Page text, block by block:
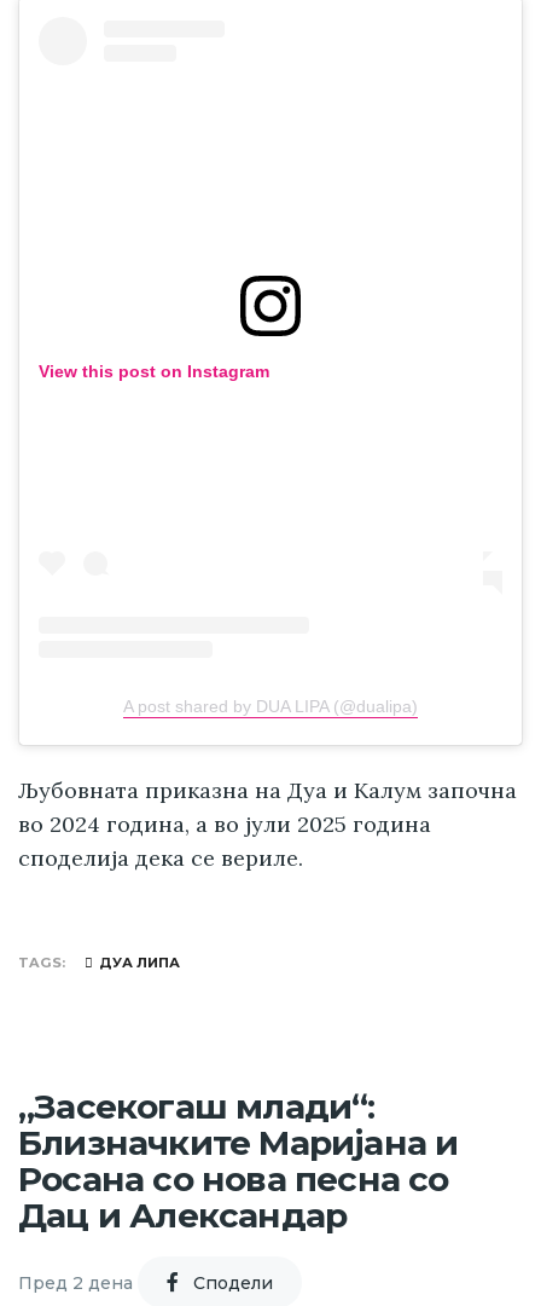
View this post on Instagram
A post shared by DUA LIPA (@dualipa)
Љубовната приказна на Дуа и Калум започна
во 2024 година, а во јули 2025 година
споделија дека се вериле.
TAGS ДУА ЛИПА
„Засекогаш млади“:
Близначките Маријана и
Росана со нова песна со
Дац и Александар
Пред 2 дена Cподели